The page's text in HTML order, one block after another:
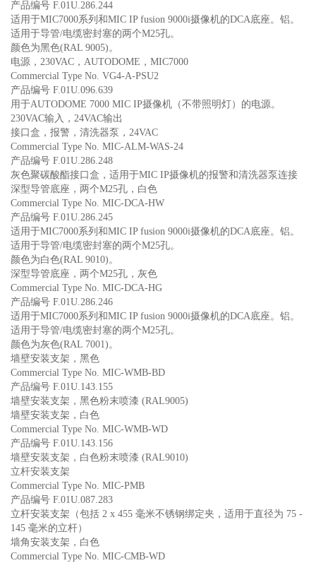
产品编号 F.01U.286.244
适用于MIC7000系列和MIC IP fusion 9000i摄像机的DCA底座。铝。
适用于导管/电缆密封塞的两个M25孔。
颜色为黑色(RAL 9005)。
电源，230VAC，AUTODOME，MIC7000
Commercial Type No. VG4-A-PSU2
产品编号 F.01U.096.639
用于AUTODOME 7000 MIC IP摄像机（不带照明灯）的电源。
230VAC输入，24VAC输出
接口盒，报警，清洗器泵，24VAC
Commercial Type No. MIC-ALM-WAS-24
产品编号 F.01U.286.248
灰色聚碳酸酯接口盒，适用于MIC IP摄像机的报警和清洗器泵连接
深型导管底座，两个M25孔，白色
Commercial Type No. MIC-DCA-HW
产品编号 F.01U.286.245
适用于MIC7000系列和MIC IP fusion 9000i摄像机的DCA底座。铝。
适用于导管/电缆密封塞的两个M25孔。
颜色为白色(RAL 9010)。
深型导管底座，两个M25孔，灰色
Commercial Type No. MIC-DCA-HG
产品编号 F.01U.286.246
适用于MIC7000系列和MIC IP fusion 9000i摄像机的DCA底座。铝。
适用于导管/电缆密封塞的两个M25孔。
颜色为灰色(RAL 7001)。
墙壁安装支架，黑色
Commercial Type No. MIC-WMB-BD
产品编号 F.01U.143.155
墙壁安装支架，黑色粉末喷漆 (RAL9005)
墙壁安装支架，白色
Commercial Type No. MIC-WMB-WD
产品编号 F.01U.143.156
墙壁安装支架，白色粉末喷漆 (RAL9010)
立杆安装支架
Commercial Type No. MIC-PMB
产品编号 F.01U.087.283
立杆安装支架（包括 2 x 455 毫米不锈钢绑定夹，适用于直径为 75 -
145 毫米的立杆）
墙角安装支架，白色
Commercial Type No. MIC-CMB-WD